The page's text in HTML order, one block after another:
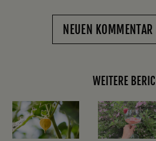
NEUEN KOMMENTAR
WEITERE